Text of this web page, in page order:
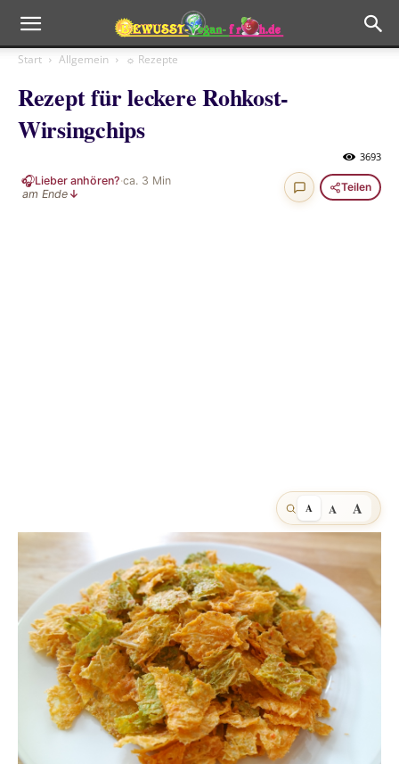
Start Allgemein ☼ Rezepte
Rezept für leckere Rohkost-
Wirsingchips
3693
🎧Lieber anhören?·ca. 3 Min
am Ende ↓
Teilen
A A A